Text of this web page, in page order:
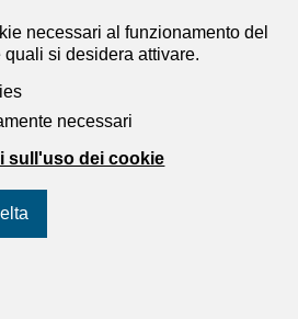
und Verwaltungs
necessari al funzionamento del
si desidera attivare.
necessari
sull'uso dei cookie